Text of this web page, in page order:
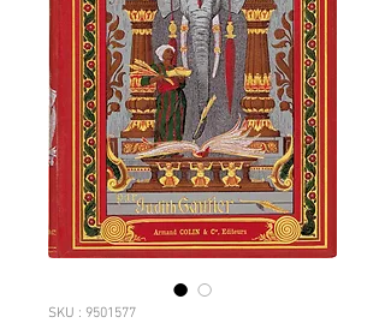
SKU : 9501577